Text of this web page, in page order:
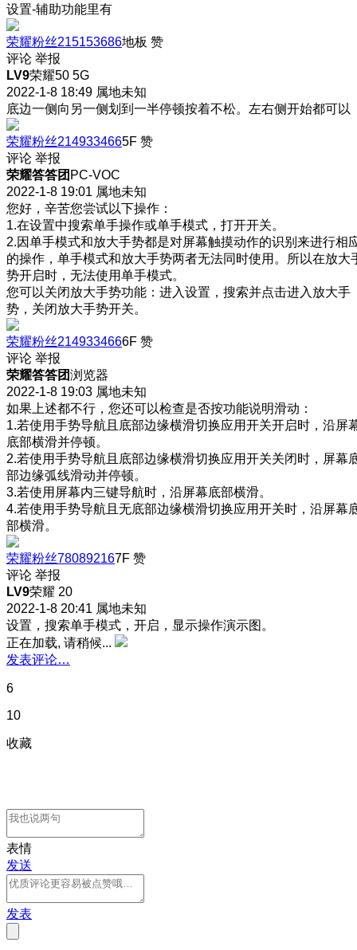
设置-辅助功能里有
荣耀粉丝215153686地板 赞
评论 举报
LV9荣耀50 5G
2022-1-8 18:49 属地未知
底边一侧向另一侧划到一半停顿按着不松。左右侧开始都可以
荣耀粉丝2149334665F 赞
评论 举报
荣耀答答团 PC-VOC
2022-1-8 19:01 属地未知
您好，辛苦您尝试以下操作：
1.在设置中搜索单手操作或单手模式，打开开关。
2.因单手模式和放大手势都是对屏幕触摸动作的识别来进行相
的操作，单手模式和放大手势两者无法同时使用。所以在放大
势开启时，无法使用单手模式。
您可以关闭放大手势功能：进入设置，搜索并点击进入放大手
势，关闭放大手势开关。
荣耀粉丝2149334666F 赞
评论 举报
荣耀答答团浏览器
2022-1-8 19:03 属地未知
如果上述都不行，您还可以检查是否按功能说明滑动：
1.若使用手势导航且底部边缘横滑切换应用开关开启时，沿屏
底部横滑并停顿。
2.若使用手势导航且底部边缘横滑切换应用开关关闭时，屏幕
部边缘弧线滑动并停顿。
3.若使用屏幕内三键导航时，沿屏幕底部横滑。
4.若使用手势导航且无底部边缘横滑切换应用开关时，沿屏幕
部横滑。
荣耀粉丝780892167F 赞
评论 举报
LV9荣耀 20
2022-1-8 20:41 属地未知
设置，搜索单手模式，开启，显示操作演示图。
正在加载, 请稍候...
发表评论…
6
10
收藏
表情
发送
发表